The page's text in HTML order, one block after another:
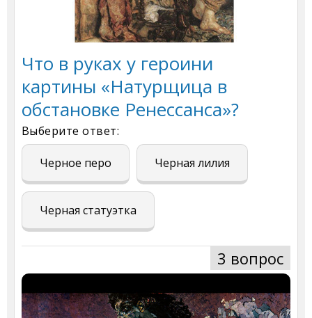
Что в руках у героини
картины «Натурщица в
обстановке Ренессанса»?
Выберите ответ:
Черное перо Черная лилия
Черная статуэтка
3 вопрос